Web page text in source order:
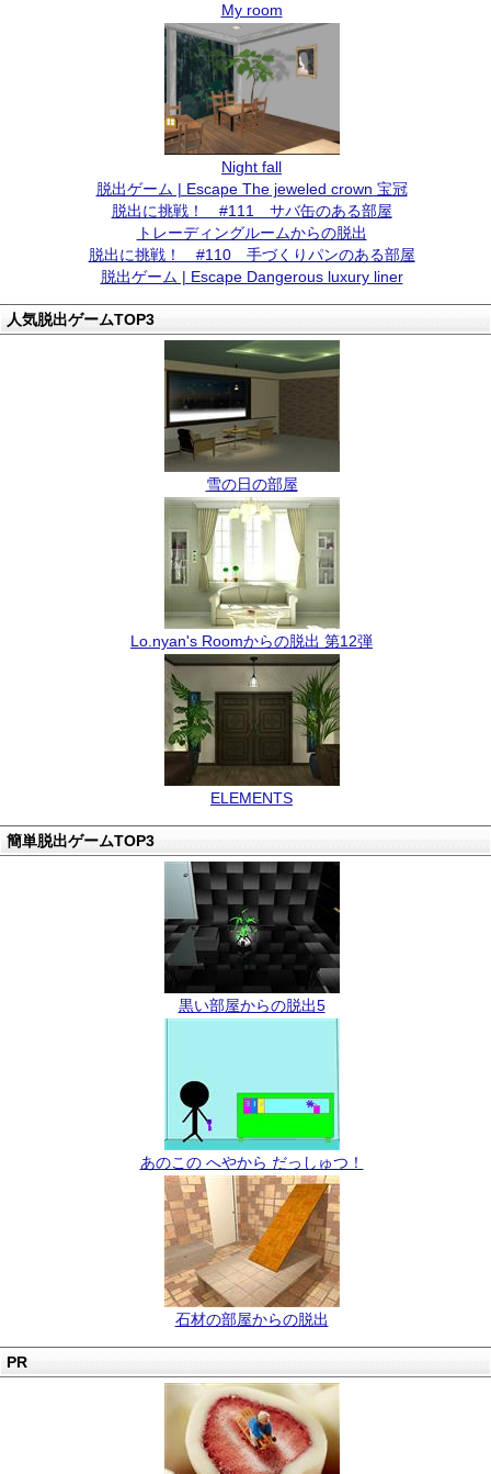
My room
Night fall
脱出ゲーム | Escape The jeweled crown 宝冠
脱出に挑戦！ #111 サバ缶のある部屋
トレーディングルームからの脱出
脱出に挑戦！ #110 手づくりパンのある部屋
脱出ゲーム | Escape Dangerous luxury liner
人気脱出ゲームTOP3
雪の日の部屋
Lo.nyan's Roomからの脱出 第12弾
ELEMENTS
簡単脱出ゲームTOP3
黒い部屋からの脱出5
あのこの へやから だっしゅつ！
石材の部屋からの脱出
PR